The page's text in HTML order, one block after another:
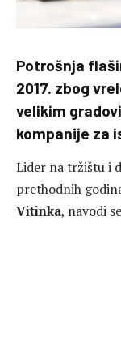
Potrošnja
2017. zbog
velikim
kompanije za
Lider na tržištu i
prethodnih
Vitinka, navodi